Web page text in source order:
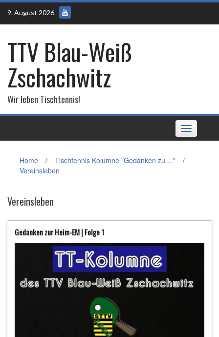
Skip
content
9. August 2026
TTV Blau-Weiß
Zschachwitz
Wir leben Tischtennis!
Toggle
navigation
Home / Tischtennis Kolumne "Gedanken zu ..."
/
Vereinsleben
Vereinsleben
Gedanken zur Heim-EM | Folge 1